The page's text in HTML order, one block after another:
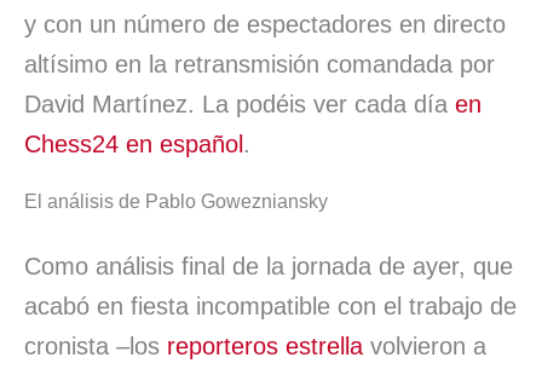
y con un número de espectadores en directo
altísimo en la retransmisión comandada por
David Martínez. La podéis ver cada día en
Chess24 en español .
El análisis de Pablo Gowezniansky
Como análisis final de la jornada de ayer, que
acabó en fiesta incompatible con el trabajo de
cronista –los reporteros estrella volvieron a